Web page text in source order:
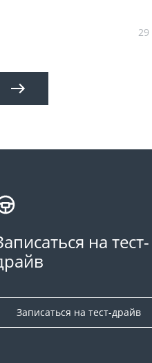
29
на тест-
Записаться на тест-драйв